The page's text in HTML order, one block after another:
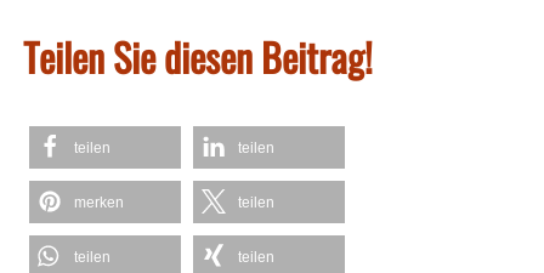
Teilen Sie diesen Beitrag!
teilen teilen
merken teilen
teilen teilen